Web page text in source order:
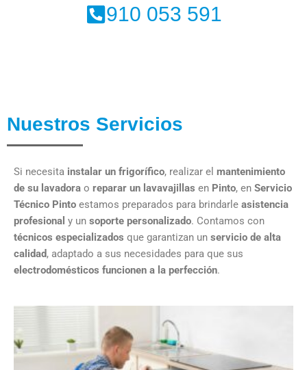
910 053 591
Nuestros Servicios
Si necesita instalar un frigorífico, realizar el mantenimiento
de su lavadora o reparar un lavavajillas en Pinto, en Servicio
Técnico Pinto estamos preparados para brindarle asistencia
profesional y un soporte personalizado. Contamos con
técnicos especializados que garantizan un servicio de alta
calidad, adaptado a sus necesidades para que sus
electrodomésticos funcionen a la perfección.